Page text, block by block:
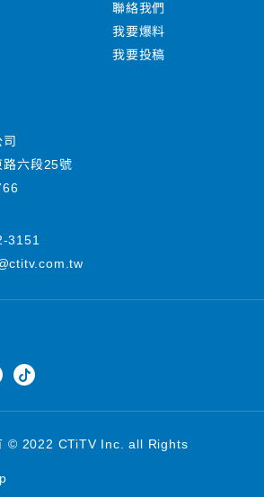
聯絡我們
我要爆料
我要投稿
路六段25號
3151
© 2022 CTiTV Inc. all Rights